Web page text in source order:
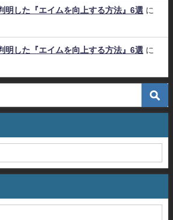
明した『エイムを向上する方法』6選 に
明した『エイムを向上する方法』6選 に